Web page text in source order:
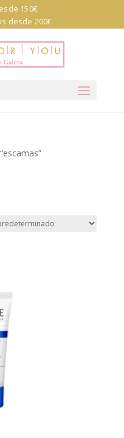
150€
desde 200€